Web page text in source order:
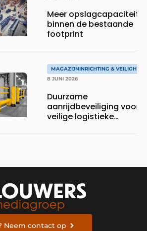
Meer opslagcapaciteit
binnen de bestaande
footprint
MAGAZIJNINRICHTING & VEILIGHEID
8 JUNI 2026
Duurzame
aanrijdbeveiliging voor
veilige logistieke
Neem contact op